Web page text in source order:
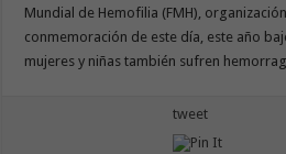
Mundial de Hemofilia (FMH),
conmemoración de este día, este año
mujeres y niñas también sufren
tweet